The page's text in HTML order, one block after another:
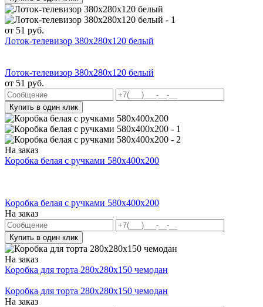
от 51 руб.
Лоток-телевизор 380х280х120 белый
Лоток-телевизор 380х280х120 белый
от 51 руб.
Купить в один клик
На заказ
Коробка белая с ручками 580x400x200
Коробка белая с ручками 580x400x200
На заказ
Купить в один клик
На заказ
Коробка для торта 280x280x150 чемодан
Коробка для торта 280x280x150 чемодан
На заказ